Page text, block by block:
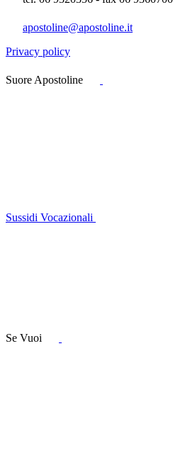
apostoline@apostoline.it
Privacy policy
Suore Apostoline
Sussidi Vocazionali
Se Vuoi